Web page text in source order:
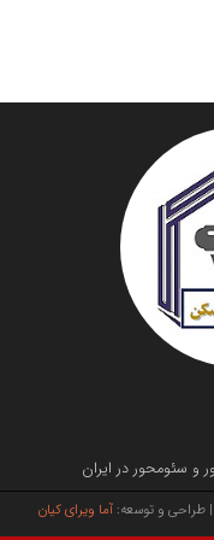
و سئومحور در ایران
| طراحی و توسعه:آما ویرای کیان